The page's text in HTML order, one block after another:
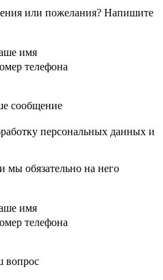
или пожелания? Напишите
имя
телефона
сообщение
персональных данных и
обязательно на него
имя
телефона
вопрос